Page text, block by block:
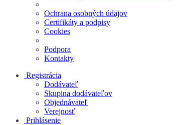
Ochrana osobných údajov
Certifikáty a podpisy
Cookies
Podpora
Kontakty
Registrácia
Dodávateľ
Skupina dodávateľov
Objednávateľ
Verejnosť
Prihlásenie